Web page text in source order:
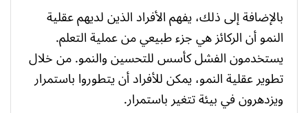
بالإضافة إلى ذلك، يفهم الأفراد الذين لديهم عقلية
النمو أن الركائز هي جزء طبيعي من عملية التعلم.
يستخدمون الفشل كأسس للتحسين والنمو. من خلال
تطوير عقلية النمو، يمكن للأفراد أن يتطوروا باستمرار
ويزدهرون في بيئة تتغير باستمرار.